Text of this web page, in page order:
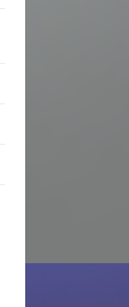
váhy organizace
ztratil pás
4-1. V utkání s